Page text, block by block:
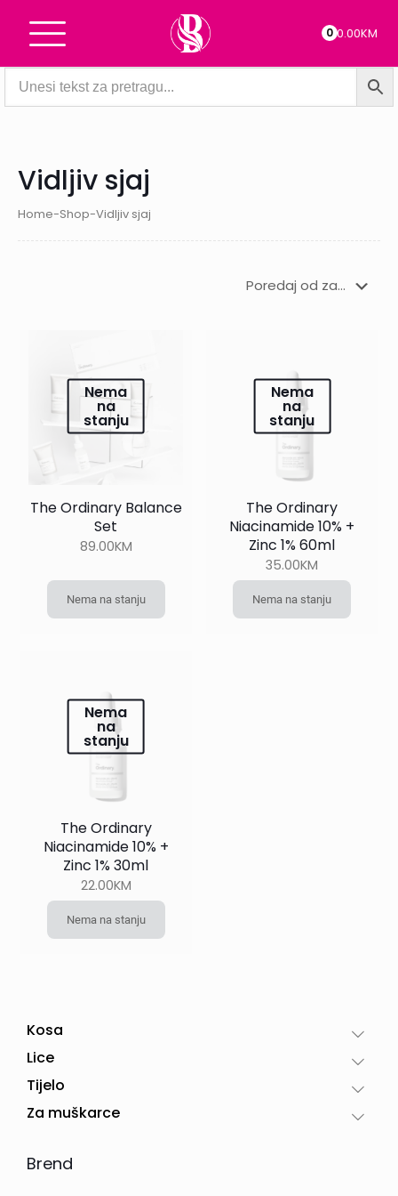
0 0.00KM
Vidljiv sjaj
Home-Shop-Vidljiv sjaj
Nema
na
stanju
The Ordinary Balance
Set
89.00KM
Nema na stanju
Nema
na
stanju
The Ordinary
Niacinamide 10% +
Zinc 1% 60ml
35.00KM
Nema na stanju
Nema
na
stanju
The Ordinary
Niacinamide 10% +
Zinc 1% 30ml
22.00KM
Nema na stanju
Kosa
Lice
Tijelo
Za muškarce
Brend